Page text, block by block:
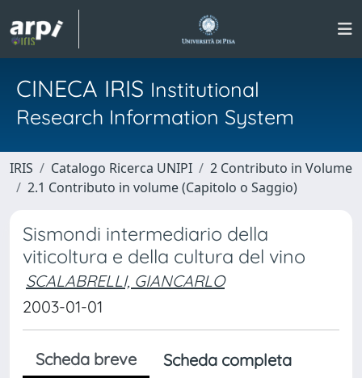
CINECA IRIS Institutional
Research Information System
IRIS Catalogo Ricerca UNIPI
2 Contributo in Volume
2.1 Contributo in volume (Capitolo o Saggio)
Sismondi intermediario della
viticoltura e della cultura del vino
SCALABRELLI, GIANCARLO
2003-01-01
Scheda breve
Scheda completa